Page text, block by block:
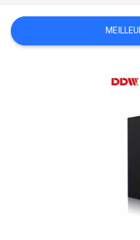
CASE
CENTER